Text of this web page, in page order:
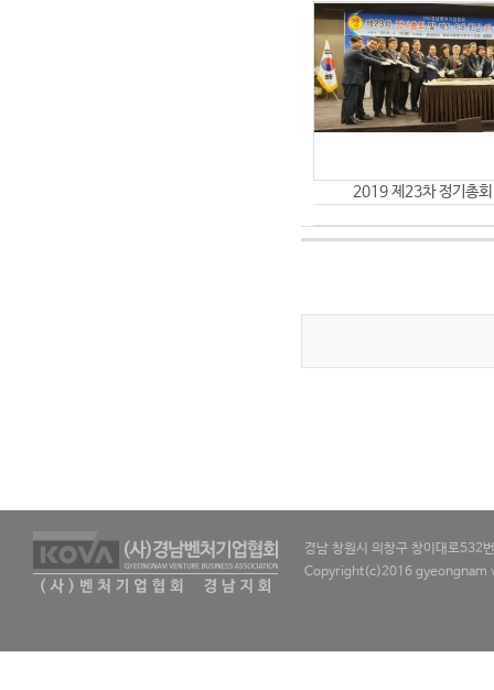
2019 제23차 정기총
경남 창원시 의창구 창이대로
Copyright(c)2016